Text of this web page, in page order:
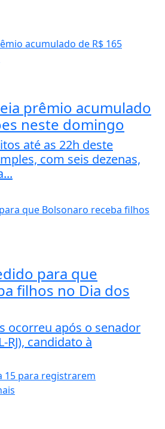
prêmio acumulado
neste domingo
até as 22h deste
com seis dezenas,
para que
filhos no Dia dos
ocorreu após o senador
RJ), candidato à